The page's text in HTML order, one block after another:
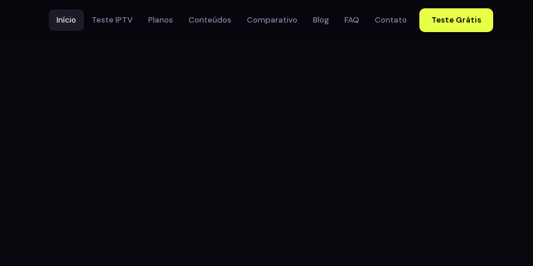
Início Teste IPTV Planos Conteúdos Comparativo Blog FAQ Contato Teste Grátis